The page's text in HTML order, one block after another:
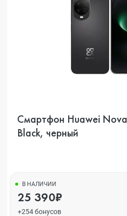
Смартфон Huawei
Black, черный
В НАЛИЧИИ
25 390₽
+254 бонусов